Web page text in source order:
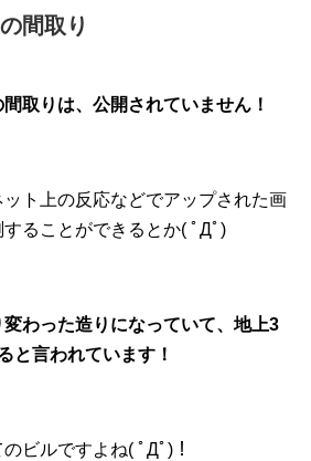
間取り
取りは、公開されていません！
ト上の反応などでアップされた画
ることができるとか( ﾟДﾟ)
わった造りになっていて、地上3
と言われています！
ビルですよね( ﾟДﾟ)！